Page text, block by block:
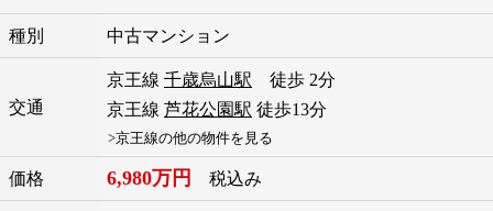
種別 中古マンション
交通
京王線 千歳烏山駅 徒歩 2分
京王線 芦花公園駅 徒歩13分
>京王線の他の物件を見る
価格 6,980万円 税込み